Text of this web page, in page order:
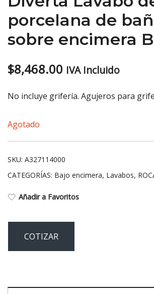
porcelana de
sobre encimera
$8,468.00 IVA Incluido
No incluye grifería. Agujeros para
Agotado
SKU: A327114000
CATEGORÍAS: Bajo encimera, Lavabos,
Añadir a Favoritos
COTIZAR